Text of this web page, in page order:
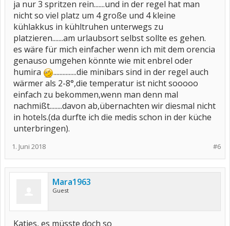
ja nur 3 spritzen rein.......und in der regel hat man
nicht so viel platz um 4 große und 4 kleine
kühlakkus in kühltruhen unterwegs zu
platzieren.......am urlaubsort selbst sollte es gehen.
es wäre für mich einfacher wenn ich mit dem orencia
genauso umgehen könnte wie mit enbrel oder
humira
...............die minibars sind in der regel auch
wärmer als 2-8°,die temperatur ist nicht sooooo
einfach zu bekommen,wenn man denn mal
nachmißt........davon ab,übernachten wir diesmal nicht
in hotels.(da durfte ich die medis schon in der küche
unterbringen).
#6
1. Juni 2018
Mara1963
Guest
Katjes, es müsste doch so